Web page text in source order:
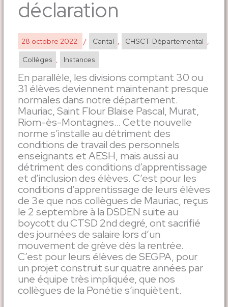
déclaration
28 octobre 2022 / Cantal , CHSCT-Départemental ,
Collèges , Instances
En parallèle, les divisions comptant 30 ou
31 élèves deviennent maintenant presque
normales dans notre département.
Mauriac, Saint Flour Blaise Pascal, Murat,
Riom-ès-Montagnes… Cette nouvelle
norme s’installe au détriment des
conditions de travail des personnels
enseignants et AESH, mais aussi au
détriment des conditions d’apprentissage
et d’inclusion des élèves. C’est pour les
conditions d’apprentissage de leurs élèves
de 3e que nos collègues de Mauriac, reçus
le 2 septembre à la DSDEN suite au
boycott du CTSD 2nd degré, ont sacrifié
des journées de salaire lors d’un
mouvement de grève dès la rentrée.
C’est pour leurs élèves de SEGPA, pour
un projet construit sur quatre années par
une équipe très impliquée, que nos
collègues de la Ponétie s’inquiètent.